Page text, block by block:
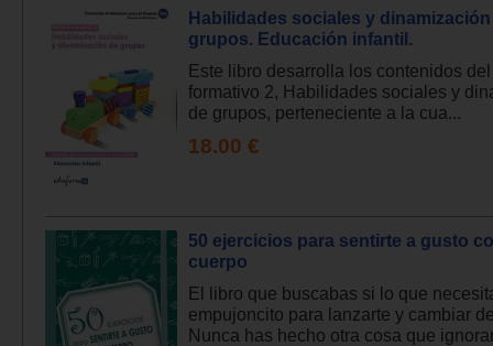
Habilidades sociales y
grupos. Educación infantil.
Este libro desarrolla los contenidos
formativo 2, Habilidades sociales y
de grupos, perteneciente a la cua...
18.00 €
50 ejercicios para sentirte a gusto
cuerpo
El libro que buscabas si lo que
empujoncito para lanzarte y cambiar
Nunca has hecho otra cosa que